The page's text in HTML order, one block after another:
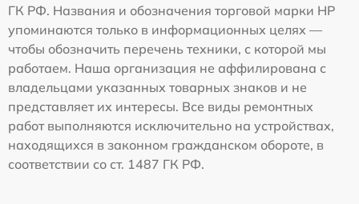
ГК РФ. Названия и обозначения торговой марки HP
упоминаются только в информационных целях —
чтобы обозначить перечень техники, с которой мы
работаем. Наша организация не аффилирована с
владельцами указанных товарных знаков и не
представляет их интересы. Все виды ремонтных
работ выполняются исключительно на устройствах,
находящихся в законном гражданском обороте, в
соответствии со ст. 1487 ГК РФ.